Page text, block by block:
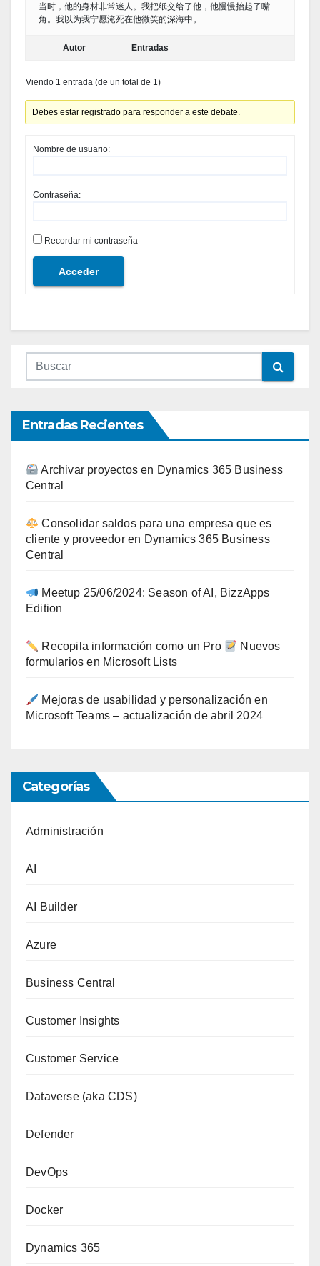
当时，他的身材非常迷人。我把纸交给了他，他慢慢抬起了嘴
角。我以为我宁愿淹死在他微笑的深海中。
Autor Entradas
Viendo 1 entrada (de un total de 1)
Debes estar registrado para responder a este debate.
Nombre de usuario:
Contraseña:
Recordar mi contraseña
Acceder
Entradas Recientes
Archivar proyectos en Dynamics 365 Business
Central
Consolidar saldos para una empresa que es
cliente y proveedor en Dynamics 365 Business
Central
Meetup 25/06/2024: Season of AI, BizzApps
Edition
Recopila información como un Pro
Nuevos
formularios en Microsoft Lists
Mejoras de usabilidad y personalización en
Microsoft Teams – actualización de abril 2024
Categorías
Administración
AI
AI Builder
Azure
Business Central
Customer Insights
Customer Service
Dataverse (aka CDS)
Defender
DevOps
Docker
Dynamics 365